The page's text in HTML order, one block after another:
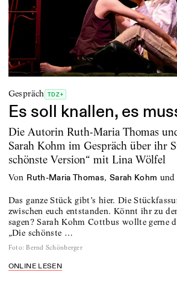
Gespräch TDZ+
Es soll knallen, es
Die Autorin Ruth-Maria Thomas
Sarah Kohm im Gespräch über ihr
schönste Version“ mit Lina Wölfel
von Ruth-Maria Thomas, Sarah Kohm und
Das ganze Stück gibt’s hier. Die
zwischen euch entstanden. Könnt ihr zu
sagen? Sarah Kohm Cottbus wollte gerne
„Die schönste …
Foto: Bernd Schönberger
ONLINE LESEN